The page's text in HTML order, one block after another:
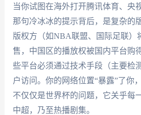
当你试图在海外打开腾讯体育、央
那句冷冰冰的提示背后，是复杂的
版权方（如NBA联盟、国际足联）
售，中国区的播放权被国内平台购
些平台必须通过技术手段（主要检
户访问。你的网络位置“暴露”了你
不仅仅是世界杯的问题，它关乎每
中超，乃至热播剧集。